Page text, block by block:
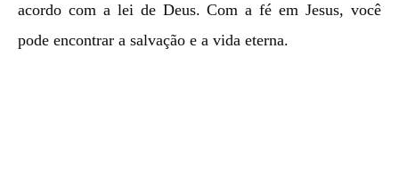
acordo com a lei de Deus. Com a fé em Jesus, você
pode encontrar a salvação e a vida eterna.